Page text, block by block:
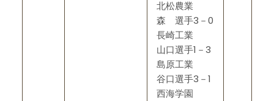
北松農業
森 選手3－0
長崎工業
山口選手1－3
島原工業
谷口選手3－1
西海学園